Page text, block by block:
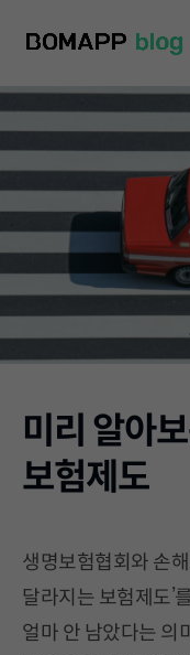
미리 알아
보험제도
생명보험협회와 손
달라지는 보험제도’
얼마 안 남았다는 의